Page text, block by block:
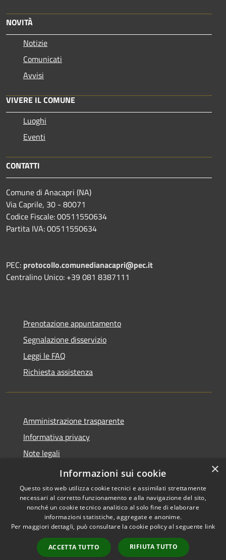
NOVITÀ
Notizie
Comunicati
Avvisi
VIVERE IL COMUNE
Luoghi
Eventi
CONTATTI
Comune di Anacapri (NA)
Via Caprile, 30 - 80071
Codice Fiscale: 00511550634
Partita IVA: 00511550634
PEC: protocollo.comunedianacapri@pec.it
Centralino Unico: +39 081 8387111
Prenotazione appuntamento
Segnalazione disservizio
Leggi le FAQ
Richiesta assistenza
Amministrazione trasparente
Informativa privacy
Note legali
Dichiarazione di accessibilità
Accessibilità
Copyright © 2026 • Comune di
Anacapri • Powered by
Municipium•
Accesso
redazione
×
Informazioni sui cookie
Questo sito web utilizza cookie tecnici e assimilati strettamente
necessari al corretto funzionamento e alla navigazione del sito,
nonché un cookie tecnico analitico al solo fine di elaborare
informazioni statistiche, aggregate e anonime.
Per maggiori dettagli, può consultare la cookie policy al seguente link
ACCETTA TUTTO RIFIUTA TUTTO